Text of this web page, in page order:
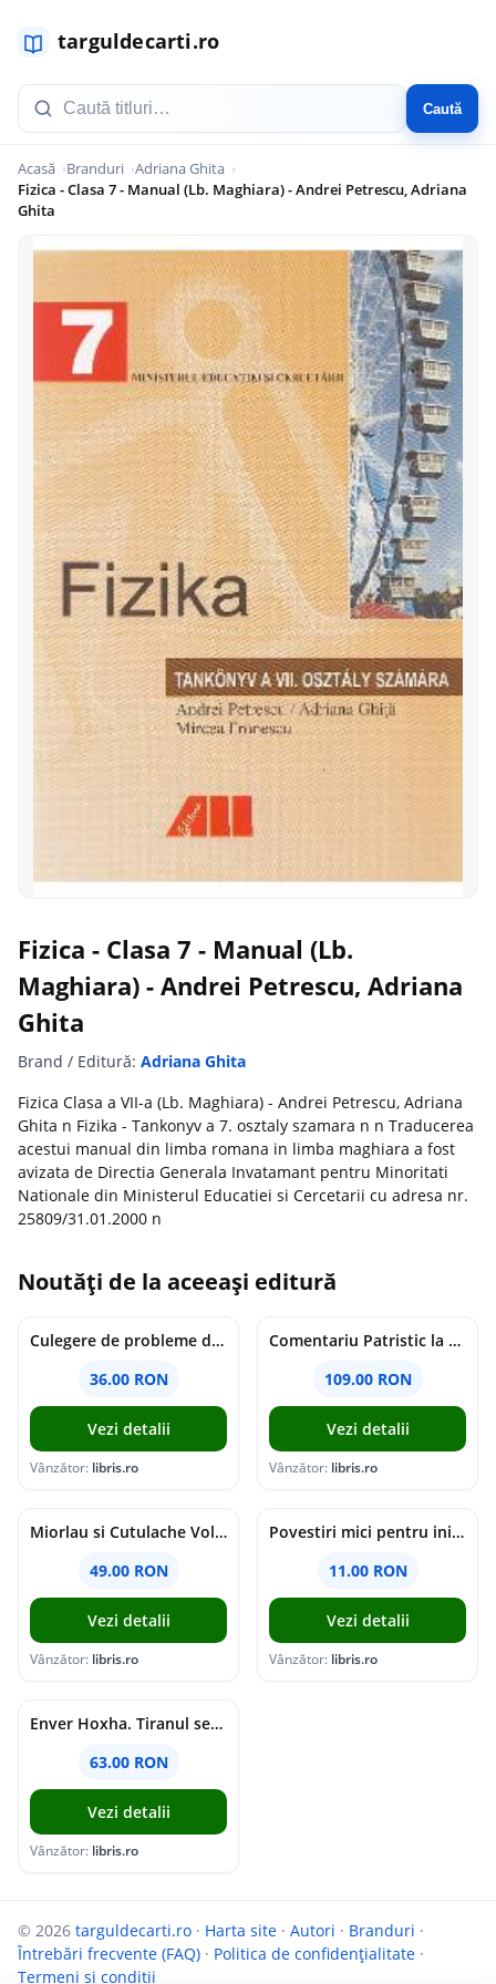
Caută
Acasă Branduri Adriana Ghita
Fizica - Clasa 7 - Manual (Lb. Maghiara) - Andrei Petrescu, Adriana
Ghita
Fizica - Clasa 7 - Manual (Lb.
Maghiara) - Andrei Petrescu, Adriana
Ghita
Brand / Editură: Adriana Ghita
Fizica Clasa a VII-a (Lb. Maghiara) - Andrei Petrescu, Adriana
Ghita n Fizika - Tankonyv a 7. osztaly szamara n n Traducerea
acestui manual din limba romana in limba maghiara a fost
avizata de Directia Generala Invatamant pentru Minoritati
Nationale din Ministerul Educatiei si Cercetarii cu adresa nr.
25809/31.01.2000 n
Noutăți de la aceeași editură
Culegere de probleme de matematica - Clasa 8 - Ioana Monalisa Manea, Cristina Neagoe
36.00 RON
Vezi detalii
Vânzător: libris.ro
Comentariu Patristic la Scriptura. Vechiul Testament II. Geneza, 12-50 - George Claudiu Tutu, Mark Sheridan, Alexander Baumgarten, Thomas C. Oden
109.00 RON
Vezi detalii
Vânzător: libris.ro
Miorlau si Cutulache Vol.1: Cu bicicleta pana la Luna - Timo Parvela
49.00 RON
Vezi detalii
Vânzător: libris.ro
Povestiri mici pentru inimi mari - Adrian Chiaga, Cristina Chiaga
11.00 RON
Vezi detalii
Vânzător: libris.ro
Enver Hoxha. Tiranul secolului al XX-lea - Rober C. Austin, Artan R. Hoxha
63.00 RON
Vezi detalii
Vânzător: libris.ro
© 2026 targuldecarti.ro · Harta site · Autori · Branduri ·
Întrebări frecvente (FAQ) · Politica de confidențialitate ·
Termeni si conditii